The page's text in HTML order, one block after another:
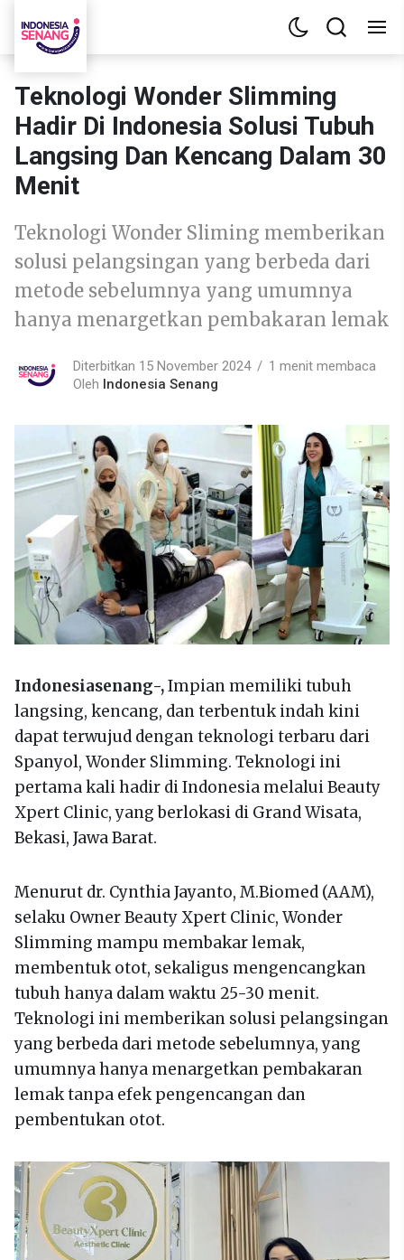
Teknologi Wonder Slimming
Hadir Di Indonesia Solusi Tubuh
Langsing Dan Kencang Dalam 30
Menit
Teknologi Wonder Sliming memberikan
solusi pelangsingan yang berbeda dari
metode sebelumnya yang umumnya
hanya menargetkan pembakaran lemak
Diterbitkan 15 November 2024
1 menit membaca
Oleh Indonesia Senang
Indonesiasenang-,Impian memiliki tubuh
langsing, kencang, dan terbentuk indah kini
dapat terwujud dengan teknologi terbaru dari
Spanyol, Wonder Slimming. Teknologi ini
pertama kali hadir di Indonesia melalui Beauty
Xpert Clinic, yang berlokasi di Grand Wisata,
Bekasi, Jawa Barat.
Menurut dr. Cynthia Jayanto, M.Biomed (AAM),
selaku Owner Beauty Xpert Clinic, Wonder
Slimming mampu membakar lemak,
membentuk otot, sekaligus mengencangkan
tubuh hanya dalam waktu 25-30 menit.
Teknologi ini memberikan solusi pelangsingan
yang berbeda dari metode sebelumnya, yang
umumnya hanya menargetkan pembakaran
lemak tanpa efek pengencangan dan
pembentukan otot.